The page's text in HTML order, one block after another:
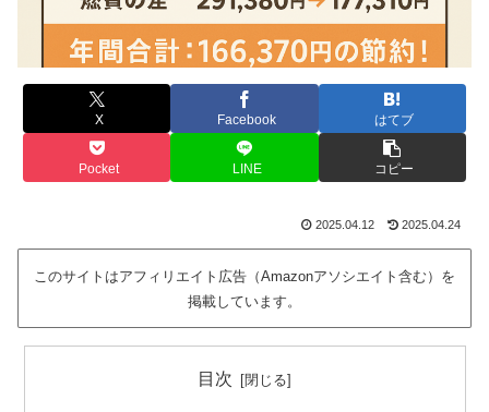
X Facebook はてブ
Pocket LINE コピー
2025.04.12 2025.04.24
このサイトはアフィリエイト広告（Amazonアソシエイト含む）を
掲載しています。
目次